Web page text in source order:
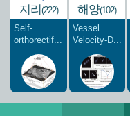
지리(222)
Self-
orthorectif...
해양(102)
Vessel
Velocity-D...